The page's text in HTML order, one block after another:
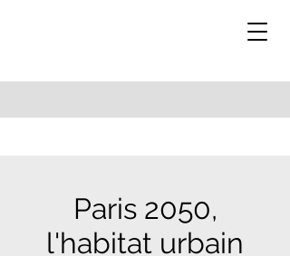
Paris 2050,
l'habitat urbain